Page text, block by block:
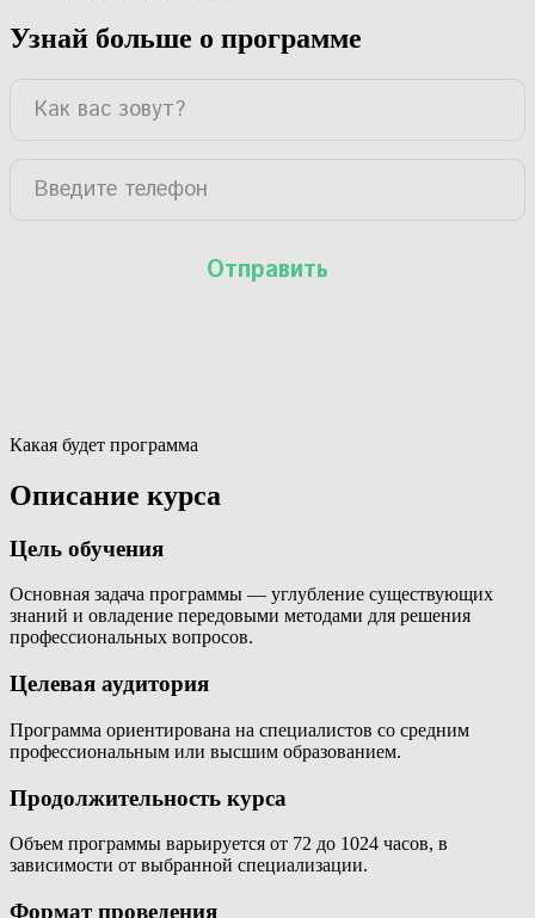
Узнай больше о программе
Какая будет программа
Описание курса
Цель обучения
Основная задача программы — углубление существующих
знаний и овладение передовыми методами для решения
профессиональных вопросов.
Целевая аудитория
Программа ориентирована на специалистов со средним
профессиональным или высшим образованием.
Продолжительность курса
Объем программы варьируется от 72 до 1024 часов, в
зависимости от выбранной специализации.
Формат проведения